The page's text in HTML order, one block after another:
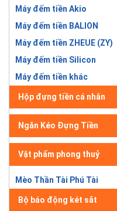
Máy đếm tiền Akio
Máy đếm tiền BALION
Máy đếm tiền ZHEUE (ZY)
Máy đếm tiền Silicon
Máy đếm tiền khác
Hộp đựng tiền cá nhân
Ngăn Kéo Đựng Tiền
Vật phẩm phong thuỷ
Mèo Thần Tài Phú Tài
Bộ báo động két sắt